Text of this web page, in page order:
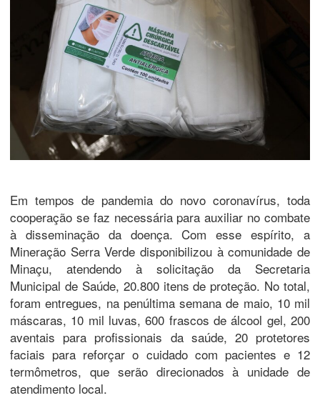
Em tempos de pandemia do novo coronavírus, toda
cooperação se faz necessária para auxiliar no combate
à disseminação da doença. Com esse espírito, a
Mineração Serra Verde disponibilizou à comunidade de
Minaçu, atendendo à solicitação da Secretaria
Municipal de Saúde, 20.800 itens de proteção. No total,
foram entregues, na penúltima semana de maio, 10 mil
máscaras, 10 mil luvas, 600 frascos de álcool gel, 200
aventais para profissionais da saúde, 20 protetores
faciais para reforçar o cuidado com pacientes e 12
termômetros, que serão direcionados à unidade de
atendimento local.